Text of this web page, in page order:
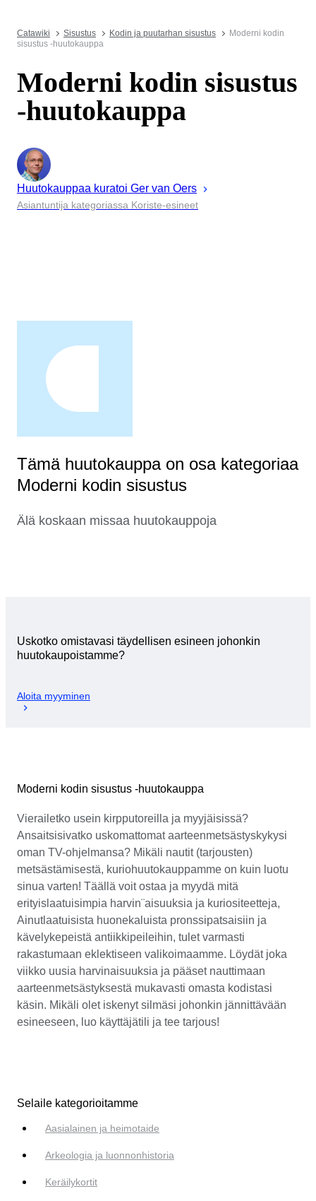
Catawiki Sisustus Kodin ja puutarhan sisustus
Moderni kodin
sisustus -huutokauppa
Moderni kodin sisustus
-huutokauppa
Huutokauppaa kuratoi Ger van Oers
Asiantuntija kategoriassa Koriste-esineet
Tämä huutokauppa on osa kategoriaa
Moderni kodin sisustus
Älä koskaan missaa huutokauppoja
Uskotko omistavasi täydellisen esineen johonkin
huutokaupoistamme?
Aloita myyminen
Moderni kodin sisustus -huutokauppa
Vierailetko usein kirpputoreilla ja myyjäisissä?
Ansaitsisivatko uskomattomat aarteenmetsästyskykysi
oman TV-ohjelmansa? Mikäli nautit (tarjousten)
metsästämisestä, kuriohuutokauppamme on kuin luotu
sinua varten! Täällä voit ostaa ja myydä mitä
erityislaatuisimpia harvin¨aisuuksia ja kuriositeetteja,
Ainutlaatuisista huonekaluista pronssipatsaisiin ja
kävelykepeistä antiikkipeileihin, tulet varmasti
rakastumaan eklektiseen valikoimaamme. Löydät joka
viikko uusia harvinaisuuksia ja pääset nauttimaan
aarteenmetsästyksestä mukavasti omasta kodistasi
käsin. Mikäli olet iskenyt silmäsi johonkin jännittävään
esineeseen, luo käyttäjätili ja tee tarjous!
Selaile kategorioitamme
Aasialainen ja heimotaide
Arkeologia ja luonnonhistoria
Keräilykortit